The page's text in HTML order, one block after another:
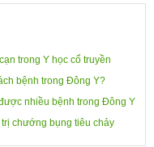
trong Y học cổ truyền
bệnh trong Đông Y?
nhiều bệnh trong Đông Y
chướng bụng tiêu chảy